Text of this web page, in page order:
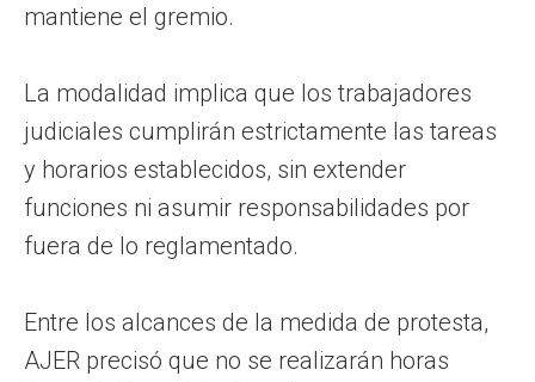
mantiene el gremio.
La modalidad implica que los trabajadores
judiciales cumplirán estrictamente las tareas
y horarios establecidos, sin extender
funciones ni asumir responsabilidades por
fuera de lo reglamentado.
Entre los alcances de la medida de protesta,
AJER precisó que no se realizarán horas